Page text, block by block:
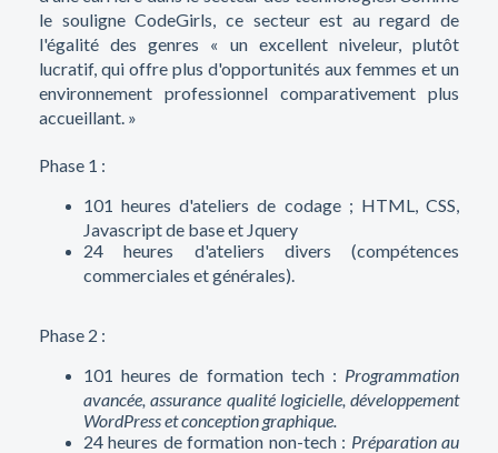
le souligne CodeGirls, ce secteur est au regard de
l'égalité des genres « un excellent niveleur, plutôt
lucratif, qui offre plus d'opportunités aux femmes et un
environnement professionnel comparativement plus
accueillant. »
Phase 1 :
101 heures d'ateliers de codage ; HTML, CSS,
Javascript de base et Jquery
24 heures d'ateliers divers (compétences
commerciales et générales).
Phase 2 :
101 heures de formation tech : Programmation
avancée, assurance qualité logicielle, développement
WordPress et conception graphique.
24 heures de formation non-tech : Préparation au